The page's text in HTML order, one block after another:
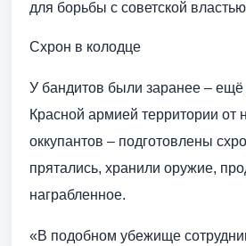
для борьбы с советской
Схрон в колодце
У бандитов были заранее –
Красной армией территории от
оккупантов – подготовлены
прятались, хранили оружие,
награбленное.
«В подобном убежище